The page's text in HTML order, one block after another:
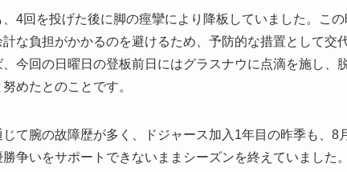
4回を投げた後に脚の痙攣により降板していました。こ
な負担がかかるのを避けるため、予防的な措置として交
今回の日曜日の登板前日にはグラスナウに点滴を施し、
めたとのことです。
て腕の故障歴が多く、ドジャース加入1年目の昨季も、8
争いをサポートできないままシーズンを終えていました。